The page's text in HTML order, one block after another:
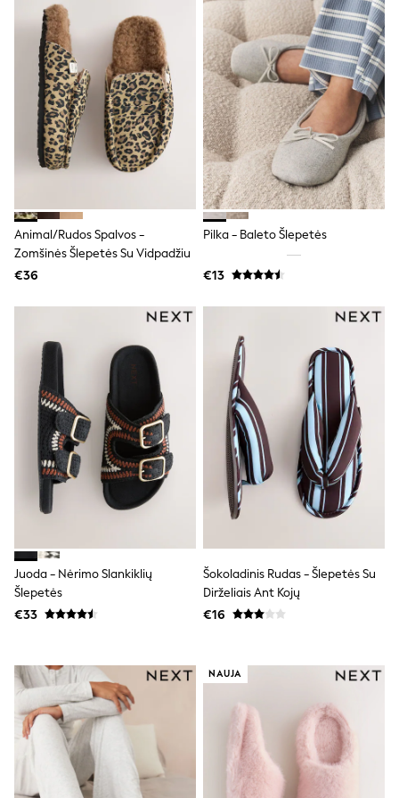
Sunglasses
Sunsafe Swimwear
Swimsuits
Tops & T-Shirts
Baby Holiday Shop
Baby Travel Accessories
All Accessories
Beach Bags
Luggage
Birkenstock
Crocs
Havaianas
Pour Moi
Trousers
New in from Next
New In
Trending: Top & Short Sets
Trending: Clogs
Toy Story
THE SET
50 - 92cm
98 - 110cm
116 - 134cm
140 - 174cm
T-Shirts
Dresses
Shorts & Skirts
Sweatshirts & Hoodies
Tops
Nightwear & Pyjamas
Trousers & Leggings
Shirts & Blouses
Swimwear
Jeans
Jumpsuits & Playsuits
Multipacks
Animal/rudos Spalvos -
Zomšinės Šlepetės Su Vidpadžiu
€36
Pilka - Baleto Šlepetės
€13
Juoda - Nėrimo Slankiklių
Šlepetės
€33
Šokoladinis Rudas - Šlepetės Su
Dirželiais Ant Kojų
€16
NAUJA